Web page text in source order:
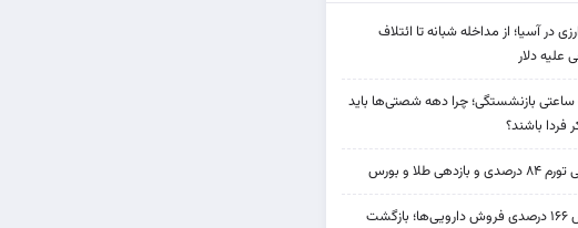
در آسیا؛ از مداخله‌ شبانه تا ائتلاف
علیه دلار
بازنشستگی؛ چرا دهه شصتی‌ها باید
فردا باشند؟
و بازدهی طلا و بورس
جهش ۱۶۶ درصدی فروش دارویی‌ها؛ بازگشت